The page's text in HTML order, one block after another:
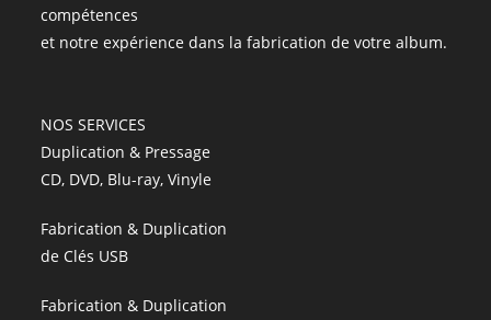
compétences
et notre expérience dans la fabrication de votre album.
NOS SERVICES
Duplication & Pressage
CD, DVD, Blu-ray, Vinyle
Fabrication & Duplication
de Clés USB
Fabrication & Duplication